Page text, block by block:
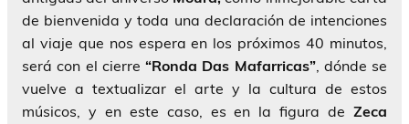
de bienvenida y toda una declaración de intenciones
al viaje que nos espera en los próximos 40 minutos,
será con el cierre “Ronda Das Mafarricas”, dónde se
vuelve a textualizar el arte y la cultura de estos
músicos, y en este caso, es en la figura de Zeca